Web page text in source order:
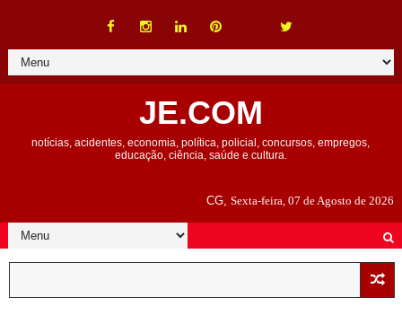
JE.COM
notícias, acidentes, economia, política, policial, concursos, empregos,
educação, ciência, saúde e cultura.
CG,Sexta-feira, 07 de Agosto de 2026